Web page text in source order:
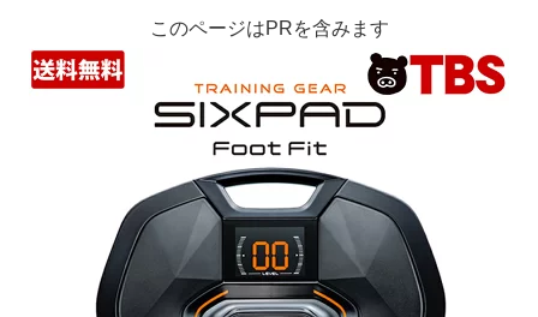
このページはPRを含みます